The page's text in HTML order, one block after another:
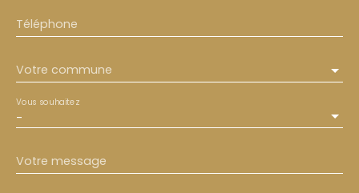
Téléphone
Votre commune
-
Vous souhaitez
Votre message